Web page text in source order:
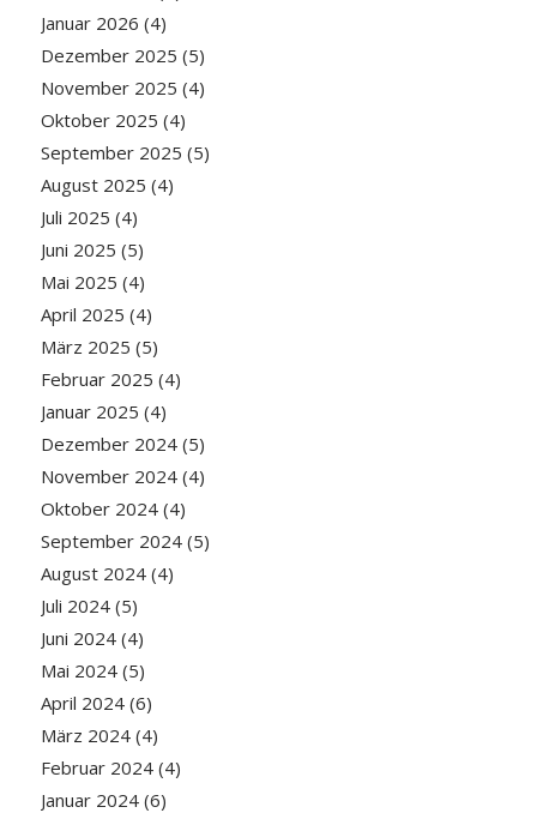
Januar 2026 (4)
Dezember 2025 (5)
November 2025 (4)
Oktober 2025 (4)
September 2025 (5)
August 2025 (4)
Juli 2025 (4)
Juni 2025 (5)
Mai 2025 (4)
April 2025 (4)
März 2025 (5)
Februar 2025 (4)
Januar 2025 (4)
Dezember 2024(5)
November 2024(4)
Oktober 2024(4)
September 2024(5)
August 2024(4)
Juli 2024(5)
Juni 2024(4)
Mai 2024(5)
April 2024(6)
März 2024(4)
Februar 2024(4)
Januar 2024(6)